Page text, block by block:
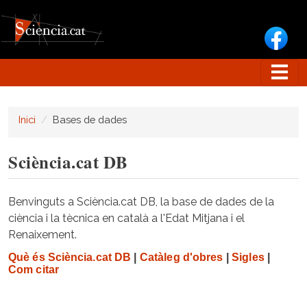
Inici Bases de dades
Sciència.cat DB
Benvinguts a Sciència.cat DB, la base de dades de la
ciència i la tècnica en català a l'Edat Mitjana i el
Renaixement.
Què és Sciència.cat DB Catàleg d'obres Sigles|
Com citar